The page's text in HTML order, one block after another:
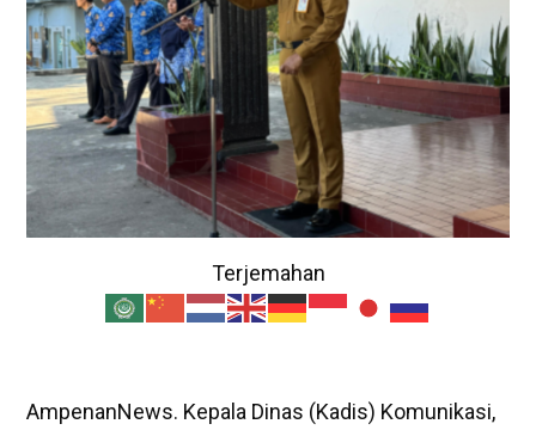
Terjemahan
AmpenanNews. Kepala Dinas (Kadis) Komunikasi,